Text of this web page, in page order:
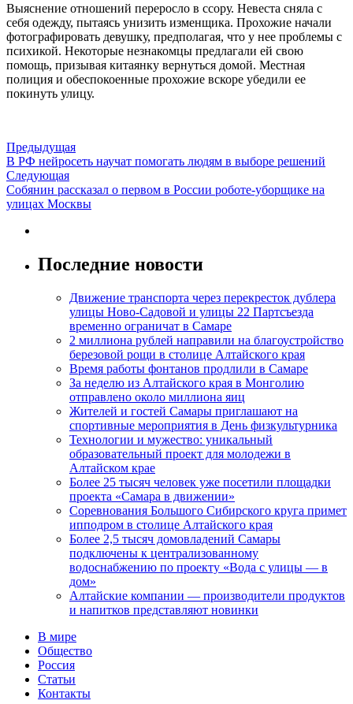
Выяснение отношений переросло в ссору. Невеста сняла с
себя одежду, пытаясь унизить изменщика. Прохожие начали
фотографировать девушку, предполагая, что у нее проблемы с
психикой. Некоторые незнакомцы предлагали ей свою
помощь, призывая китаянку вернуться домой. Местная
полиция и обеспокоенные прохожие вскоре убедили ее
покинуть улицу.
Предыдущая
В РФ нейросеть научат помогать людям в выборе решений
Следующая
Собянин рассказал о первом в России роботе-уборщике на
улицах Москвы
Последние новости
Движение транспорта через перекресток дублера
улицы Ново-Садовой и улицы 22 Партсъезда
временно ограничат в Самаре
2 миллиона рублей направили на благоустройство
березовой рощи в столице Алтайского края
Время работы фонтанов продлили в Самаре
За неделю из Алтайского края в Монголию
отправлено около миллиона яиц
Жителей и гостей Самары приглашают на
спортивные мероприятия в День физкультурника
Технологии и мужество: уникальный
образовательный проект для молодежи в
Алтайском крае
Более 25 тысяч человек уже посетили площадки
проекта «Самара в движении»
Соревнования Большого Сибирского круга примет
ипподром в столице Алтайского края
Более 2,5 тысяч домовладений Самары
подключены к централизованному
водоснабжению по проекту «Вода с улицы — в
дом»
Алтайские компании — производители продуктов
и напитков представляют новинки
В мире
Общество
Россия
Статьи
Контакты